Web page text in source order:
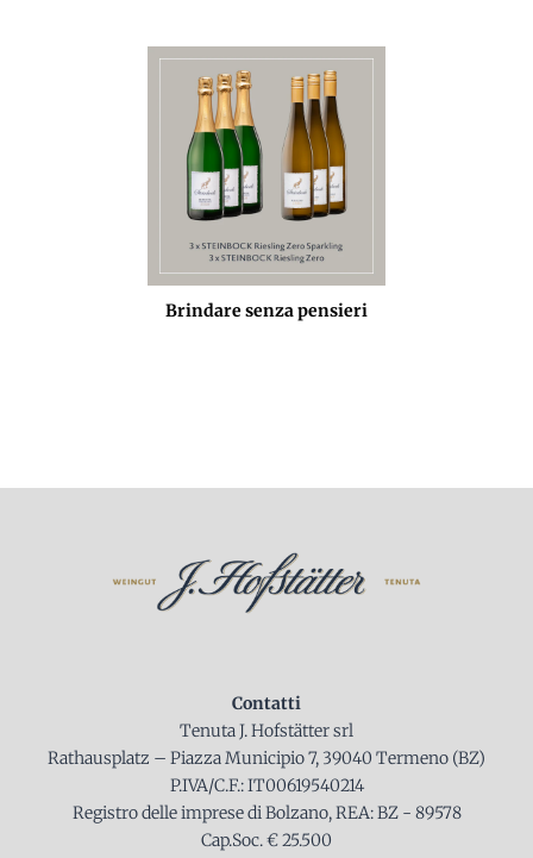
Brindare senza pensieri
Contatti
Tenuta J. Hofstätter srl
Rathausplatz – Piazza Municipio 7, 39040 Termeno (BZ)
P.IVA/C.F.: IT00619540214
Registro delle imprese di Bolzano, REA: BZ - 89578
Cap.Soc. € 25.500